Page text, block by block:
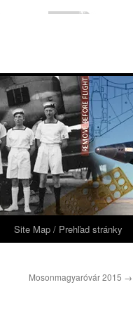
Site Map / Prehľad stránky
Mosonmagyaróvár 2015 →